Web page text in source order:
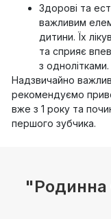
Здорові та
важливим
дитини. Їх
та сприяє
з однолітками.
Надзвичайно
рекомендуємо
вже з 1 року та
першого зубчика.
"Родинна